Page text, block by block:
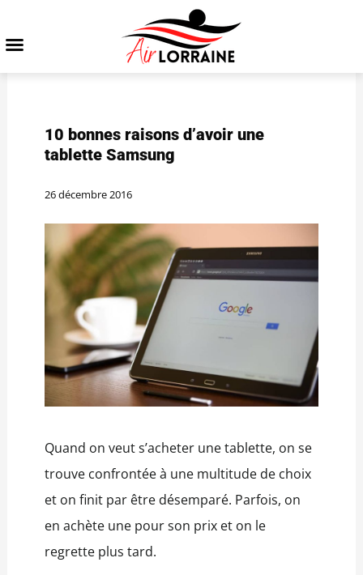
10 bonnes raisons d’avoir une
tablette Samsung
26 décembre 2016
Quand on veut s’acheter une tablette, on se
trouve confrontée à une multitude de choix
et on finit par être désemparé. Parfois, on
en achète une pour son prix et on le
regrette plus tard.